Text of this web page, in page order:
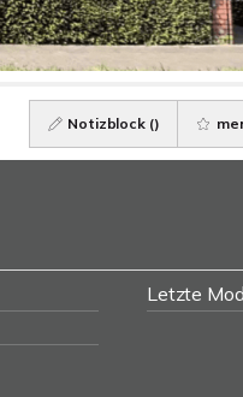
Notizblock ()
Letzte